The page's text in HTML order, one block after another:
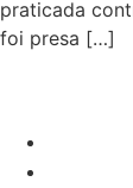
praticada
foi presa […]